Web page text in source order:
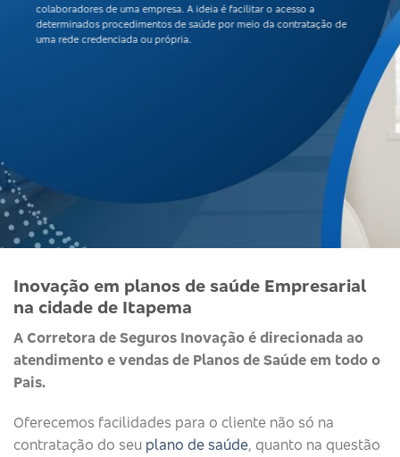
colaboradores de uma empresa. A ideia é facilitar o acesso a
determinados procedimentos de saúde por meio da contratação de
uma rede credenciada ou própria.
Inovação em planos de saúde Empresarial
na cidade de Itapema
A Corretora de Seguros Inovação é direcionada ao
atendimento e vendas de Planos de Saúde em todo o
Pais.
Oferecemos facilidades para o cliente não só na
contratação do seu plano de saúde, quanto na questão